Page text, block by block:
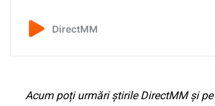
Acum poți urmări știrile DirectMM și pe